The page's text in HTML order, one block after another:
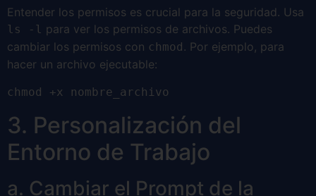
Entender los permisos es crucial para la seguridad. Usa
ls -l para ver los permisos de archivos. Puedes
cambiar los permisos con chmod . Por ejemplo, para
hacer un archivo ejecutable:
chmod +x nombre_archivo
3. Personalización del
Entorno de Trabajo
a. Cambiar el Prompt de la